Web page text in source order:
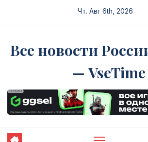
Чт. Авг 6th, 2026
Все новости
— VseTime